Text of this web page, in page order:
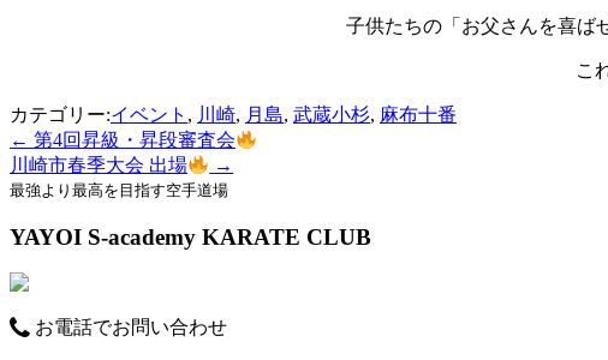
子供たちの「お父さんを喜ば
こ
カテゴリー:イベント , 川崎, 月島, 武蔵小杉, 麻布十番
投
稿
ナ
ゲ
ー
← 第4回昇級・昇段審査会
川崎市春季大会 出場
→
最強より最高を目指す空手道場
YAYOI S-academy KARATE CLUB
お電話でお問い合わせ